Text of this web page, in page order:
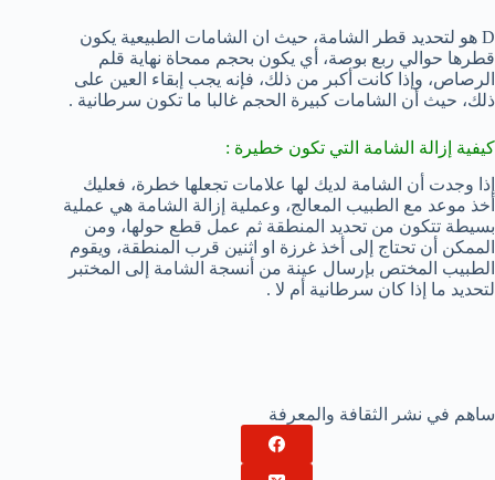
D هو لتحديد قطر الشامة، حيث ان الشامات الطبيعية يكون
قطرها حوالي ربع بوصة، أي يكون بحجم ممحاة نهاية قلم
الرصاص، وإذا كانت أكبر من ذلك، فإنه يجب إبقاء العين على
ذلك، حيث أن الشامات كبيرة الحجم غالبا ما تكون سرطانية .
كيفية إزالة الشامة التي تكون خطيرة :
إذا وجدت أن الشامة لديك لها علامات تجعلها خطرة، فعليك
أخذ موعد مع الطبيب المعالج، وعملية إزالة الشامة هي عملية
بسيطة تتكون من تحديد المنطقة ثم عمل قطع حولها، ومن
الممكن أن تحتاج إلى أخذ غرزة او اثنين قرب المنطقة، ويقوم
الطبيب المختص بإرسال عينة من أنسجة الشامة إلى المختبر
لتحديد ما إذا كان سرطانية أم لا .
ساهم في نشر الثقافة والمعرفة